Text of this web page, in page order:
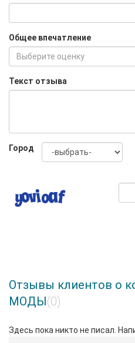
Общее впечатление
Выберите оценку
Текст отзыва
Город
Отзывы клиентов о
МОДЫ(0)
Здесь пока никто не писал.